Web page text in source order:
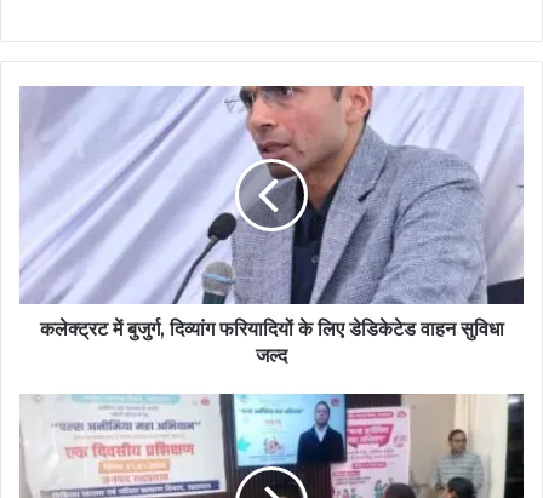
कलेक्ट्रट में बुजुर्ग, दिव्यांग फरियादियों के लिए डेडिकेटेड वाहन सुविधा
जल्द